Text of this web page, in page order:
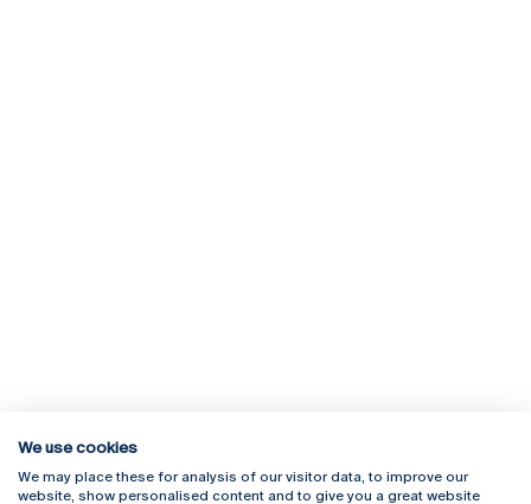
Rua Diogo Botelho 1327
Campus Online
We use cookies
We may place these for analysis of our visitor data, to improve our
website, show personalised content and to give you a great website